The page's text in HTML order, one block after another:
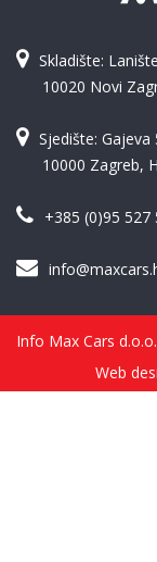
Skladište:
10020 Novi
Sjedište: Gajeva
10000 Zagreb,
+385 (0)95 527
Info Max Cars
Web